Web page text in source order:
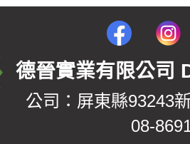
德晉實業有限公
公司：屏東縣93243
08-